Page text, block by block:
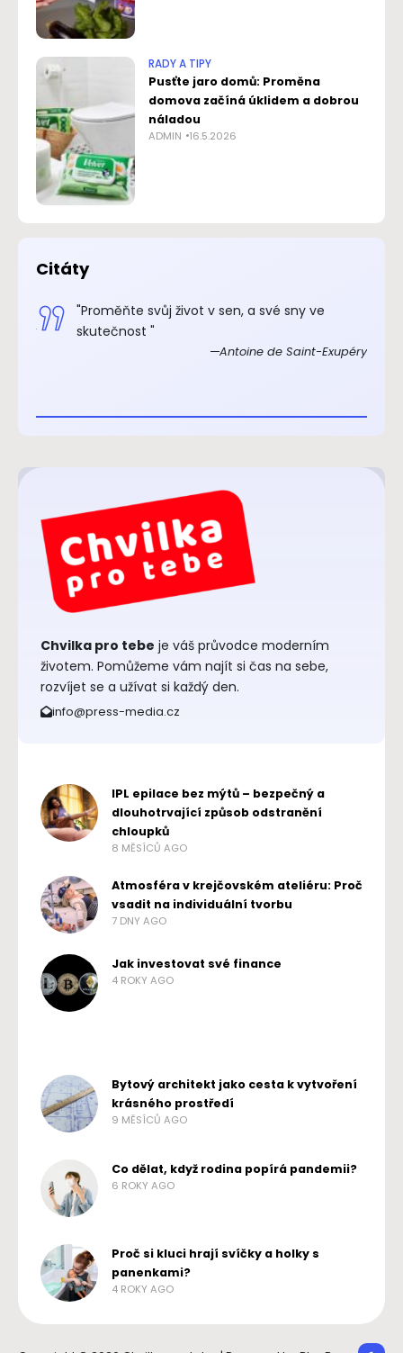
RADY A TIPY
Pusťte jaro domů: Proměna
domova začíná úklidem a dobrou
náladou
ADMIN 16.5.2026
Citáty
"Proměňte svůj život v sen, a své sny ve
skutečnost "
Antoine de Saint-Exupéry
Chvilka pro tebe je váš průvodce moderním
životem. Pomůžeme vám najít si čas na sebe,
rozvíjet se a užívat si každý den.
info@press-media.cz
IPL epilace bez mýtů – bezpečný a
dlouhotrvající způsob odstranění
chloupků
8 MĚSÍCŮ AGO
Atmosféra v krejčovském ateliéru: Proč
vsadit na individuální tvorbu
7 DNY AGO
Jak investovat své finance
4 ROKY AGO
Bytový architekt jako cesta k vytvoření
krásného prostředí
9 MĚSÍCŮ AGO
Co dělat, když rodina popírá pandemii?
6 ROKY AGO
Proč si kluci hrají svíčky a holky s
panenkami?
4 ROKY AGO